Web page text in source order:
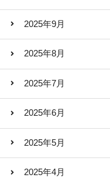
2025年9月
2025年8月
2025年7月
2025年6月
2025年5月
2025年4月